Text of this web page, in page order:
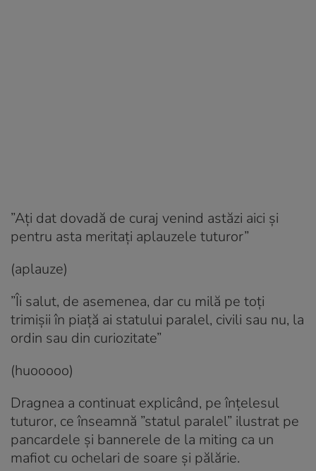
”Ați dat dovadă de curaj venind astăzi aici și
pentru asta meritați aplauzele tuturor”
(aplauze)
”Îi salut, de asemenea, dar cu milă pe toți
trimișii în piață ai statului paralel, civili sau nu, la
ordin sau din curiozitate”
(huooooo)
Dragnea a continuat explicând, pe înțelesul
tuturor, ce înseamnă ”statul paralel” ilustrat pe
pancardele și bannerele de la miting ca un
mafiot cu ochelari de soare și pălărie.